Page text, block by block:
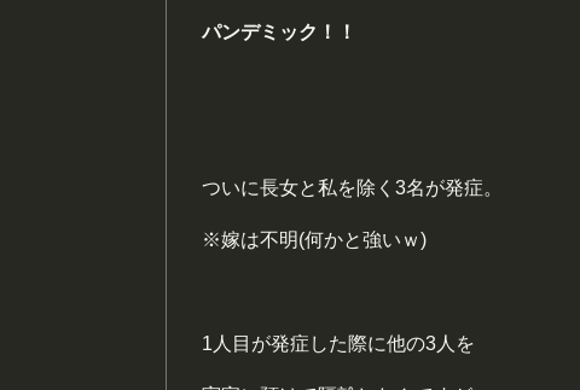
パンデミック！！
ついに長女と私を除く3名が発症。
※嫁は不明(何かと強いｗ)
1人目が発症した際に他の3人を